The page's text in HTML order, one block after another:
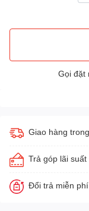
Gọi đặt
Giao hàng
Trả góp lãi
Đổi trả miễn